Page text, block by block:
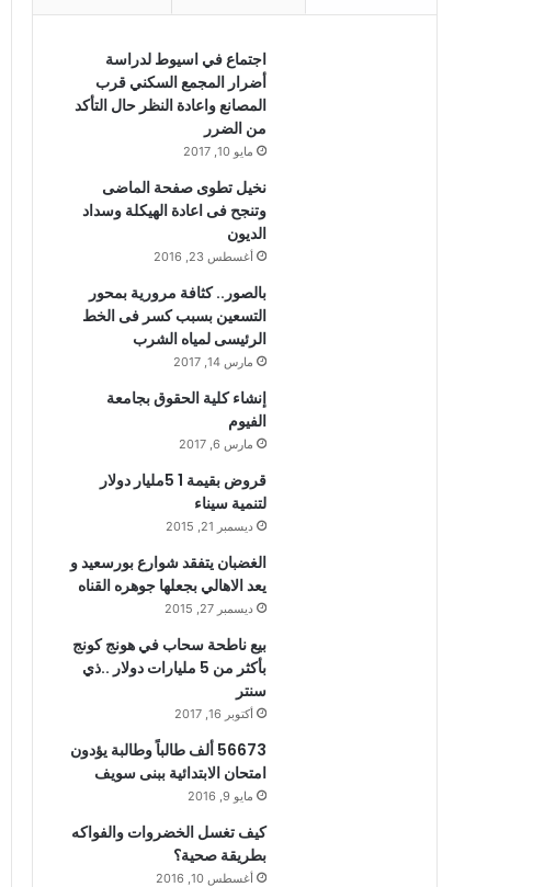
اجتماع في اسيوط لدراسة
أضرار المجمع السكني قرب
المصانع واعادة النظر حال التأكد
من الضرر
مايو 10, 2017
نخيل تطوى صفحة الماضى
وتنجح فى اعادة الهيكلة وسداد
الديون
أغسطس 23, 2016
بالصور.. كثافة مرورية بمحور
التسعين بسبب كسر فى الخط
الرئيسى لمياه الشرب
مارس 14, 2017
إنشاء كلية الحقوق بجامعة
الفيوم
مارس 6, 2017
قروض بقيمة 1 5مليار دولار
لتنمية سيناء
ديسمبر 21, 2015
الغضبان يتفقد شوارع بورسعيد و
يعد الاهالي بجعلها جوهره القناه
ديسمبر 27, 2015
بيع ناطحة سحاب في هونج كونج
بأكثر من 5 مليارات دولار ..ذي
سنتر
أكتوبر 16, 2017
56673 ألف طالباً وطالبة يؤدون
امتحان الابتدائية ببنى سويف
مايو 9, 2016
كيف تغسل الخضروات والفواكه
بطريقة صحية؟
أغسطس 10, 2016